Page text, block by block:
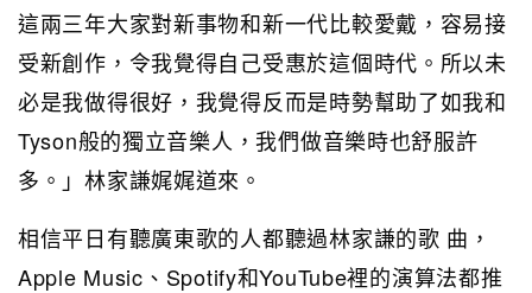
這兩三年大家對新事物和新一代比較愛戴，容易接
受新創作，令我覺得自己受惠於這個時代。所以未
必是我做得很好，我覺得反而是時勢幫助了如我和
Tyson般的獨立音樂人，我們做音樂時也舒服許
多。」林家謙娓娓道來。
相信平日有聽廣東歌的人都聽過林家謙的歌 曲，
Apple Music、Spotify和YouTube裡的演算法都推